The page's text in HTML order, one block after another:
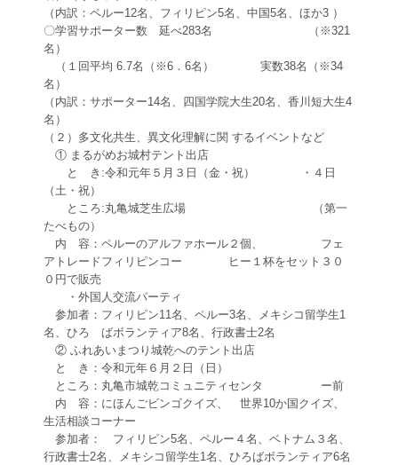
（内訳：ペルー12名、フィリピン5名、中国5名、ほか3 ）
〇学習サポーター数 延べ283名 （※321
名）
（１回平均 6.7名（※6．6名） 実数38名（※34
名）
（内訳：サポーター14名、四国学院大生20名、香川短大生4
名）
（２）多文化共生、異文化理解に関 するイベントなど
① まるがめお城村テント出店
と き:令和元年５月３日（金・祝） ・４日
（土・祝）
ところ:丸亀城芝生広場 （第一
たべもの）
内 容：ペルーのアルファホール２個、 フェ
アトレードフィリピンコー ヒー１杯をセット３０
０円で販売
・外国人交流パーティ
参加者：フィリピン11名、ペルー3名、メキシコ留学生1
名、ひろ ばボランティア8名、行政書士2名
② ふれあいまつり城乾へのテント出店
と き：令和元年６月２日（日）
ところ：丸亀市城乾コミュニティセンタ ー前
内 容：にほんごビンゴクイズ、 世界10か国クイズ、
生活相談コーナー
参加者： フィリピン5名、ペルー４名、ベトナム３名、
行政書士2名、メキシコ留学生1名、ひろばボランティア6名